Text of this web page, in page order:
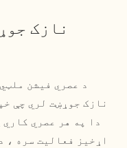
نازک
نازک جوړښت لري چې
دا په هر عصري
اړخیز فعالیت سره ،